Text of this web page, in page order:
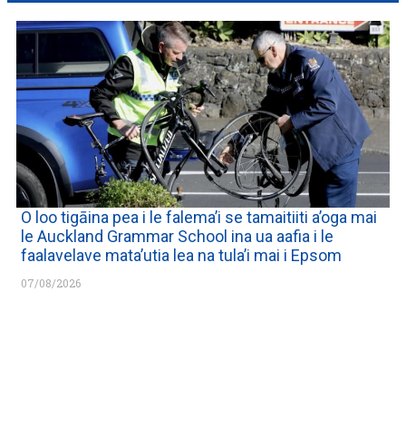
O loo tigāina pea i le falema’i se tamaitiiti a’oga mai
le Auckland Grammar School ina ua aafia i le
faalavelave mata’utia lea na tula’i mai i Epsom
07/08/2026